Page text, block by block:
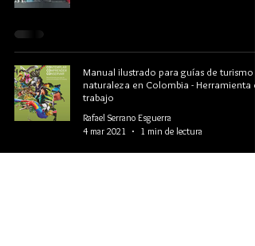
Manual ilustrado para guías de turismo
naturaleza en Colombia - Herramienta
trabajo
Rafael Serrano Esguerra
4 mar 2021
1 min de lectura